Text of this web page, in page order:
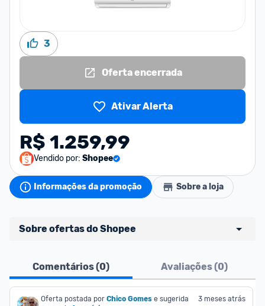
3
Oferta encerrada
Ativar Alerta
R$ 1.259,99
Vendido por: Shopee
Informações da promoção Sobre a loja
Sobre ofertas do Shopee
Para maior segurança da comunidade, somente
são aceitas ofertas de Lojas Oficiais, ou seja,
Comentários (0) Avaliações (0)
Oferta postada por Chico Gomes e sugerida
3 meses atrás